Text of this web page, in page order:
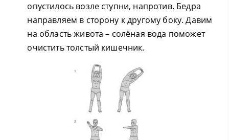
опустилось возле ступни, напротив. Бедра
направляем в сторону к другому боку. Давим
на область живота – солёная вода поможет
очистить толстый кишечник.